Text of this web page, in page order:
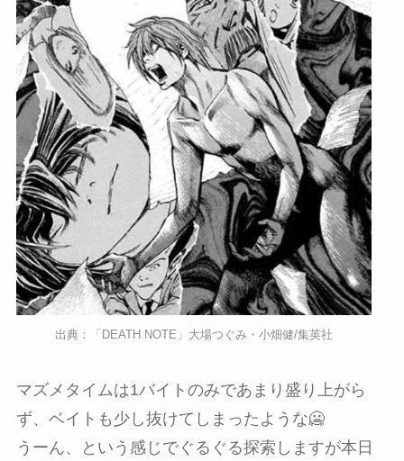
出典：「DEATH NOTE」大場つぐみ・小畑健/集英社
マズメタイムは1バイトのみであまり盛り上がら
ず、ベイトも少し抜けてしまったような🥶
うーん、という感じでぐるぐる探索しますが本日